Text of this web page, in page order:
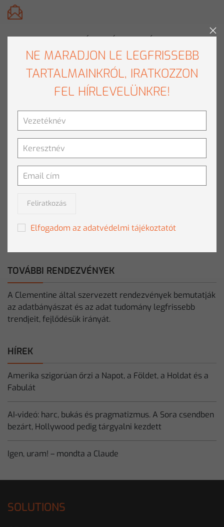
TOVÁBBI SZÖVEGANALITIKAI TANFOLYAMOK
Webes véleményezés
TOVÁBBI RENDEZVÉNYEK
A Clementine által szervezett rendezvények bemutatják
az adatbányászat és az adat tudomány legfrissebb
trendjeit, fejlődésük irányát.
HÍREK
Amerika szigorúan őrzi a Napot, a Földet, a Holdat és a
Fabulát
AI-videó: harc, bukás és pragmatizmus. A Sora csendben
bezárt, Hollywood pedig tárgyalni kezdett
Igen, uram! – mondta a Claude
Feliratkozás
SOLUTIONS
NE MARADJON LE LEGFRISSEBB
TARTALMAINKRÓL, IRATKOZZON
FEL HÍRLEVELÜNKRE!
Feliratkozás
Elfogadom az adatvédelmi tájékoztatót